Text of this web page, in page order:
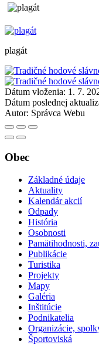
plagát
Dátum vloženia: 1. 7.
Dátum poslednej
Autor: Správca Webu
Obec
Základné údaje
Aktuality
Kalendár akcií
Odpady
História
Osobnosti
Pamätihodnosti,
Publikácie
Turistika
Projekty
Mapy
Galéria
Inštitúcie
Podnikatelia
Organizácie,
Športoviská